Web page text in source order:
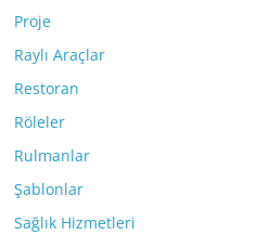
Proje
Raylı Araçlar
Restoran
Röleler
Rulmanlar
Şablonlar
Sağlık Hizmetleri